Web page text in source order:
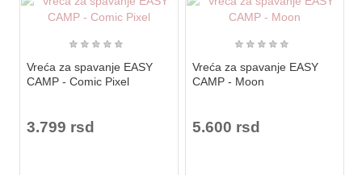
★ ★ ★ ★ ★
Vreća za spavanje EASY
CAMP - Comic Pixel
3.799 rsd
★ ★ ★ ★ ★
Vreća za spavanje EASY
CAMP - Moon
5.600 rsd